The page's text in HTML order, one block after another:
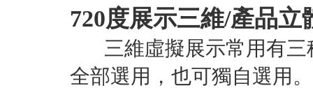
720度展示三維/產品
三維虛擬展示常用有三
全部選用，也可獨自選用